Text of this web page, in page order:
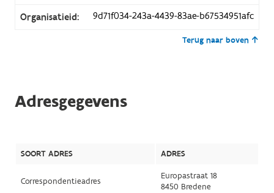
Organisatieid: 9d71f034-243a-4439-83ae-b67534951afc
Terug naar boven
Adresgegevens
SOORT ADRES ADRES
Correspondentieadres
Europastraat 18
8450 Bredene